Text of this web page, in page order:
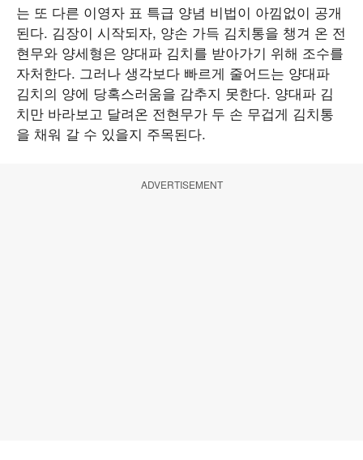
는 또 다른 이영자 표 특급 양념 비법이 아낌없이 공개
된다. 김장이 시작되자, 양손 가득 김치통을 챙겨 온 전
현무와 양세형은 양대파 김치를 받아가기 위해 조수를
자처한다. 그러나 생각보다 빠르게 줄어드는 양대파
김치의 양에 당혹스러움을 감추지 못한다. 양대파 김
치만 바라보고 달려온 전현무가 두 손 무겁게 김치통
을 채워 갈 수 있을지 주목된다.
ADVERTISEMENT